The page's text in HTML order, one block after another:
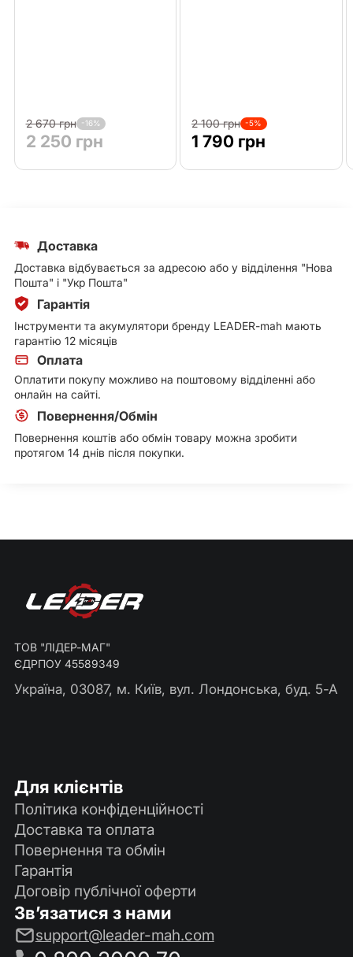
2 670 грн -16%
2 250 грн
2 100 грн -5%
1 790 грн
Доставка
Доставка відбувається за адресою або у відділення "Нова
Пошта" і "Укр Пошта"
Гарантія
Інструменти та акумулятори бренду LEADER-mah мають
гарантію 12 місяців
Оплата
Оплатити покупу можливо на поштовому відділенні або
онлайн на сайті.
Повернення/Обмін
Повернення коштів або обмін товару можна зробити
протягом 14 днів після покупки.
ТОВ "ЛІДЕР-МАГ"
ЄДРПОУ 45589349
Україна, 03087, м. Київ, вул. Лондонська, буд. 5-А
Для клієнтів
Політика конфіденційності
Доставка та оплата
Повернення та обмін
Гарантія
Договір публічної оферти
Зв’язатися з нами
support@leader-mah.com